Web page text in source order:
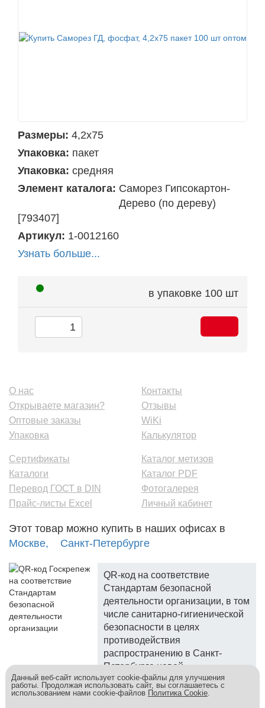
Размеры: 4,2х75
Упаковка: пакет
Упаковка: средняя
Элемент каталога: Саморез Гипсокартон-
Дерево (по дереву)
[793407]
Артикул: 1-0012160
Узнать больше...
в упаковке 100 шт
О нас
Открываете магазин?
Оптовые заказы
Упаковка
Контакты
Отзывы
WiKi
Калькулятор
Сертификаты
Каталоги
Перевод ГОСТ в DIN
Прайс-листы Excel
Каталог метизов
Каталог PDF
Фотогалерея
Личный кабинет
Этот товар можно купить в наших офисах в
Москве,
Санкт-Петербурге
QR-код на соответствие
Стандартам безопасной
деятельности организации, в том
числе санитарно-гигиенической
безопасности в целях
противодействия
распространению в Санкт-
Петербурге новой
коронавирусной инфекции.
Данный веб-сайт использует cookie-файлы для улучшения
работы. Продолжая использовать сайт, вы соглашаетесь с
использованием нами cookie-файлов Политика Cookie.